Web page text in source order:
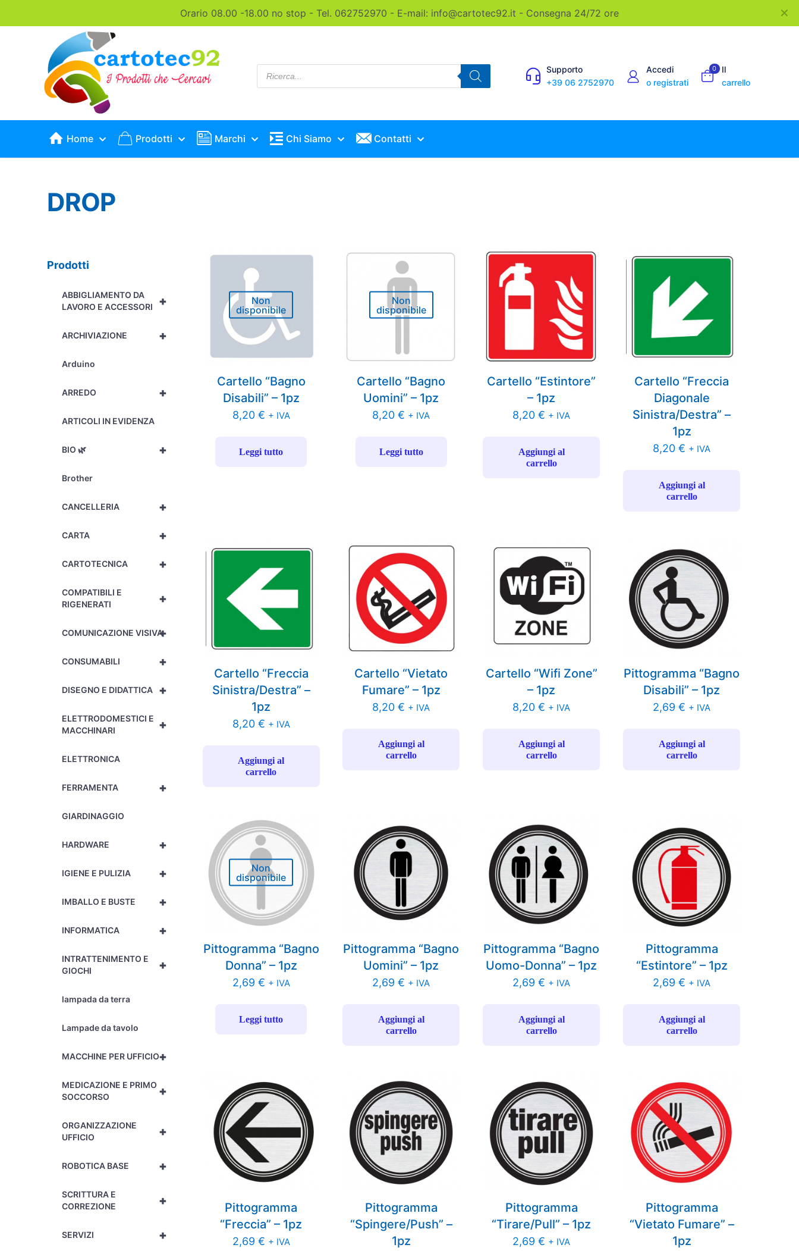
Orario 08.00 -18.00 no stop - Tel. 062752970 - E-mail: info@cartotec92.it - Consegna 24/72 ore ✕
Products
search
Supporto
+39 06 2752970
Accedi
o registrati
0
Il
carrello
Home Prodotti Marchi Chi Siamo Contatti
DROP
Prodotti
+
ABBIGLIAMENTO DA
LAVORO E ACCESSORI
+
ARCHIVIAZIONE
Arduino
+
ARREDO
ARTICOLI IN EVIDENZA
+
BIO 🌿
Brother
+
CANCELLERIA
+
CARTA
+
CARTOTECNICA
+
COMPATIBILI E
RIGENERATI
+
COMUNICAZIONE VISIVA
+
CONSUMABILI
+
DISEGNO E DIDATTICA
+
ELETTRODOMESTICI E
MACCHINARI
ELETTRONICA
+
FERRAMENTA
GIARDINAGGIO
+
HARDWARE
+
IGIENE E PULIZIA
+
IMBALLO E BUSTE
+
INFORMATICA
+
INTRATTENIMENTO E
GIOCHI
lampada da terra
Lampade da tavolo
+
MACCHINE PER UFFICIO
+
MEDICAZIONE E PRIMO
SOCCORSO
+
ORGANIZZAZIONE
UFFICIO
+
ROBOTICA BASE
+
SCRITTURA E
CORREZIONE
+
SERVIZI
Non
disponibile
Cartello “Bagno
Disabili” – 1pz
8,20 € + IVA
Leggi tutto
Non
disponibile
Cartello “Bagno
Uomini” – 1pz
8,20€ + IVA
Leggi tutto
Cartello “Estintore”
– 1pz
8,20€ + IVA
Aggiungi al
carrello
Cartello “Freccia
Diagonale
Sinistra/Destra” –
1pz
8,20€ + IVA
Aggiungi al
carrello
Cartello “Freccia
Sinistra/Destra” –
1pz
8,20 € + IVA
Aggiungi al
carrello
Cartello “Vietato
Fumare” – 1pz
8,20€ + IVA
Aggiungi al
carrello
Cartello “Wifi Zone”
– 1pz
8,20€ + IVA
Aggiungi al
carrello
Pittogramma “Bagno
Disabili” – 1pz
2,69€ + IVA
Aggiungi al
carrello
Non
disponibile
Pittogramma “Bagno
Donna” – 1pz
2,69 € + IVA
Leggi tutto
Pittogramma “Bagno
Uomini” – 1pz
2,69€ + IVA
Aggiungi al
carrello
Pittogramma “Bagno
Uomo-Donna” – 1pz
2,69€ + IVA
Aggiungi al
carrello
Pittogramma
“Estintore” – 1pz
2,69€ + IVA
Aggiungi al
carrello
Pittogramma
“Freccia” – 1pz
2,69 € + IVA
Pittogramma
“Spingere/Push” –
1pz
Pittogramma
“Tirare/Pull” – 1pz
2,69€ + IVA
Pittogramma
“Vietato Fumare” –
1pz